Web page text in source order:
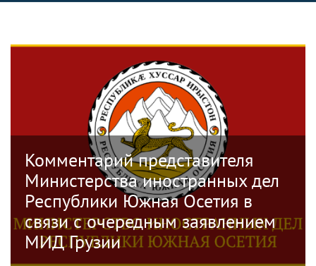
Комментарий представителя
Министерства иностранных дел
Республики Южная Осетия в
связи с очередным заявлением
МИД Грузии